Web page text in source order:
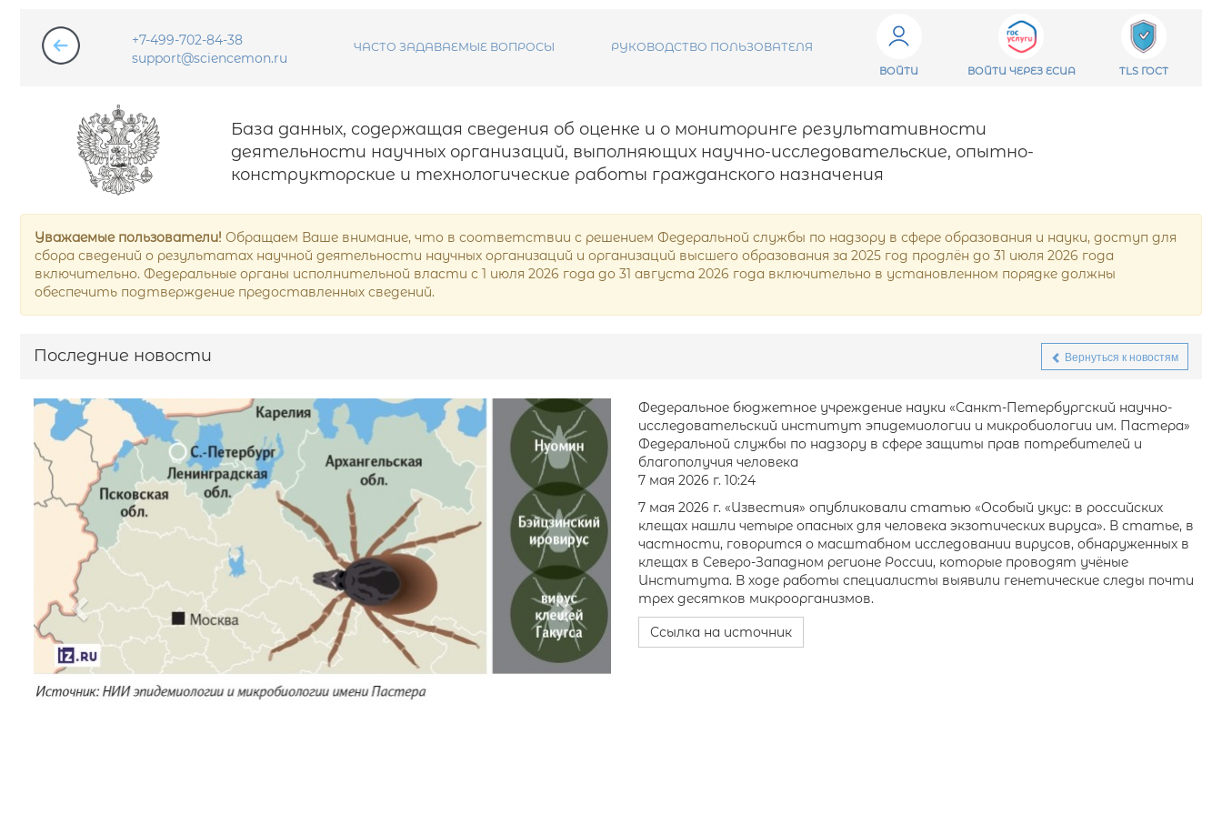
+7-499-702-84-38
support@sciencemon.ru
ЧАСТО ЗАДАВАЕМЫЕ ВОПРОСЫ РУКОВОДСТВО ПОЛЬЗОВАТЕЛЯ
ВОЙТИ ВОЙТИ ЧЕРЕЗ ЕСИА TLS ГОСТ
База данных, содержащая сведения об оценке и о мониторинге результативности
деятельности научных организаций, выполняющих научно-исследовательские, опытно-
конструкторские и технологические работы гражданского назначения
Уважаемые пользователи! Обращаем Ваше внимание, что в соответствии с решением Федеральной службы по надзору в сфере образования и науки, доступ для
сбора сведений о результатах научной деятельности научных организаций и организаций высшего образования за 2025 год продлён до 31 июля 2026 года
включительно. Федеральные органы исполнительной власти с 1 июля 2026 года до 31 августа 2026 года включительно в установленном порядке должны
обеспечить подтверждение предоставленных сведений.
Последние новости Вернуться к новостям
Previous Next
Федеральное бюджетное учреждение науки «Санкт-Петербургский научно-
исследовательский институт эпидемиологии и микробиологии им. Пастера»
Федеральной службы по надзору в сфере защиты прав потребителей и
благополучия человека
7 мая 2026 г. 10:24
7 мая 2026 г. «Известия» опубликовали статью «Особый укус: в российских
клещах нашли четыре опасных для человека экзотических вируса». В статье, в
частности, говорится о масштабном исследовании вирусов, обнаруженных в
клещах в Северо-Западном регионе России, которые проводят учёные
Института. В ходе работы специалисты выявили генетические следы почти
трех десятков микроорганизмов.
Ссылка на источник